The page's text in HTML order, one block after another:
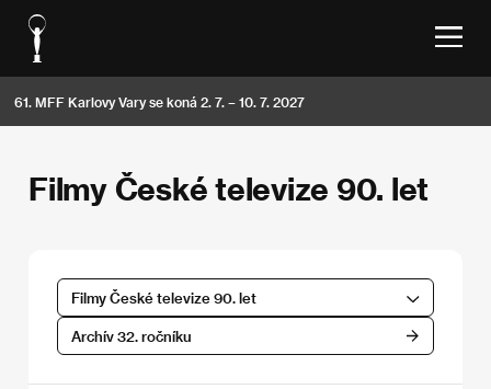
61. MFF Karlovy Vary se koná 2. 7. – 10. 7. 2027
Filmy České televize 90. let
Filmy České televize 90. let
Archív 32. ročníku